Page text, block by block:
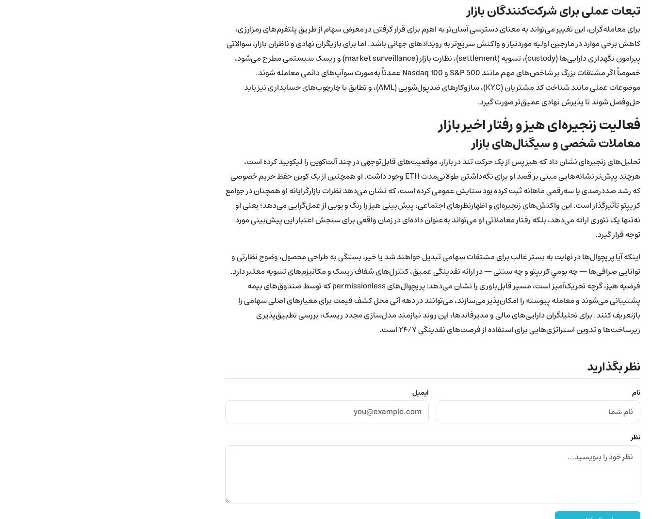
تبعات عملی برای شرکت‌کنندگان بازار
برای معامله‌گران، این تغییر می‌تواند به معنای دسترسی آسان‌تر به اهرم برای قرار گرفتن در معرض سهام از طریق پلتفرم‌های رمزارزی،
کاهش برخی موارد در مارجین اولیه موردنیاز و واکنش سریع‌تر به رویدادهای جهانی باشد. اما برای بازیگران نهادی و ناظران بازار، سوالاتی
پیرامون نگهداری دارایی‌ها (custody)، تسویه (settlement)، نظارت بازار (market surveillance) و ریسک سیستمی مطرح می‌شود،
خصوصاً اگر مشتقات بزرگ بر شاخص‌های مهم مانند S&P 500 و Nasdaq 100 عمدتاً به‌صورت سوآپ‌های دائمی معامله شوند.
موضوعات عملی مانند شناخت کد مشتریان (KYC)، سازوکارهای ضدپول‌شویی (AML)، و تطابق با چارچوب‌های حسابداری نیز باید
حل‌وفصل شوند تا پذیرش نهادی عمیق‌تر صورت گیرد.
فعالیت زنجیره‌ای هیز و رفتار اخیر بازار
معاملات شخصی و سیگنال‌های بازار
تحلیل‌های زنجیره‌ای نشان داد که هیز پس از یک حرکت تند در بازار، موقعیت‌های قابل‌توجهی در چند آلت‌کوین را لیکویید کرده است،
هرچند پیش‌تر نشانه‌هایی مبنی بر قصد او برای نگه‌داشتن طولانی‌مدت ETH وجود داشت. او همچنین از یک کوین حفظ حریم خصوصی
که رشد صددرصدی یا سه‌رقمی ماهانه ثبت کرده بود ستایش عمومی کرده است، که نشان می‌دهد نظرات بازارگرایانه او همچنان در جوامع
کریپتو تأثیرگذار است. این واکنش‌های زنجیره‌ای و اظهارنظرهای اجتماعی، پیش‌بینی هیز را رنگ و بویی از عمل‌گرایی می‌دهد؛ یعنی او
نه‌تنها یک تئوری ارائه می‌دهد، بلکه رفتار معاملاتی او می‌تواند به‌عنوان داده‌ای در زمان واقعی برای سنجش اعتبار این پیش‌بینی مورد
توجه قرار گیرد.
اینکه آیا پرپچوال‌ها در نهایت به بستر غالب برای مشتقات سهامی تبدیل خواهند شد یا خیر، بستگی به طراحی محصول، وضوح نظارتی و
توانایی صرافی‌ها — چه بومیِ کریپتو و چه سنتی — در ارائه نقدینگی عمیق، کنترل‌های شفاف ریسک و مکانیزم‌های تسویه معتبر دارد.
فرضیه هیز، گرچه تحریک‌آمیز است، مسیر قابل‌باوری را نشان می‌دهد: پرپچوال‌های permissionless که توسط صندوق‌های بیمه
پشتیبانی می‌شوند و معامله پیوسته را امکان‌پذیر می‌سازند، می‌توانند در دهه آتی محل کشف قیمت برای معیارهای اصلی سهامی را
بازتعریف کنند. برای تحلیلگران دارایی‌های مالی و مدیرفاندها، این روند نیازمند مدل‌سازی مجدد ریسک، بررسی تطبیق‌پذیری
زیرساخت‌ها و تدوین استراتژی‌هایی برای استفاده از فرصت‌های نقدینگی ۲۴/۷ است.
نظر بگذارید
نام ایمیل
نظر